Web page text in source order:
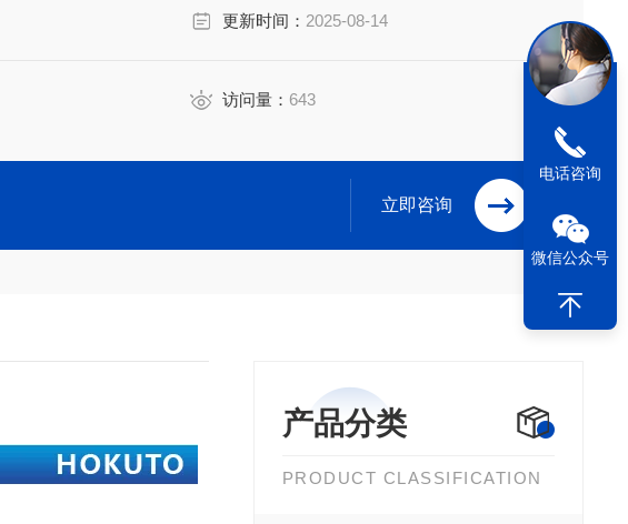
更新时间： 2025-08-14
访问量： 643
立即咨询
产品分类
PRODUCT CLASSIFICATION
电话咨询
微信公众号